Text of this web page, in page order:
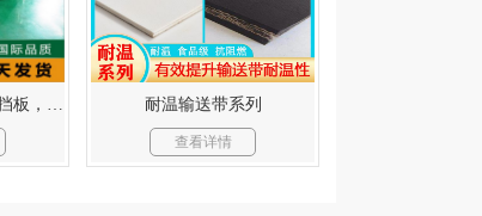
PVC输送带-可加裙边挡板，按需剪裁。 耐温输送带系列
查看详情